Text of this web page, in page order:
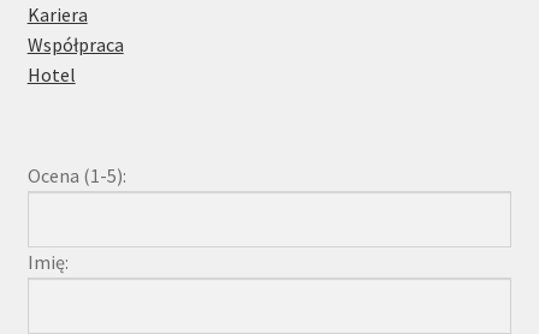
Kariera
Współpraca
Hotel
Ocena (1-5):
Imię: